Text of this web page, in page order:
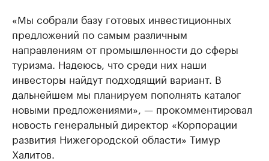
«Мы собрали базу готовых инвестиционных
предложений по самым различным
направлениям от промышленности до сферы
туризма. Надеюсь, что среди них наши
инвесторы найдут подходящий вариант. В
дальнейшем мы планируем пополнять каталог
новыми предложениями», — прокомментировал
новость генеральный директор «Корпорации
развития Нижегородской области» Тимур
Халитов.